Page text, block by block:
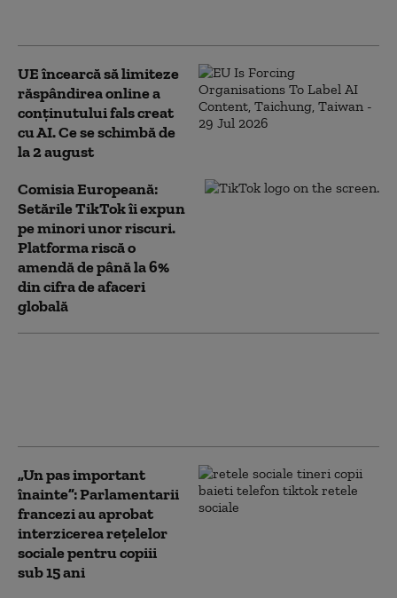
UE încearcă să limiteze
răspândirea online a
conținutului fals creat
cu AI. Ce se schimbă de
la 2 august
Comisia Europeană:
Setările TikTok îi expun
pe minori unor riscuri.
Platforma riscă o
amendă de până la 6%
din cifra de afaceri
globală
„Un pas important
înainte”: Parlamentarii
francezi au aprobat
interzicerea rețelelor
sociale pentru copiii
sub 15 ani